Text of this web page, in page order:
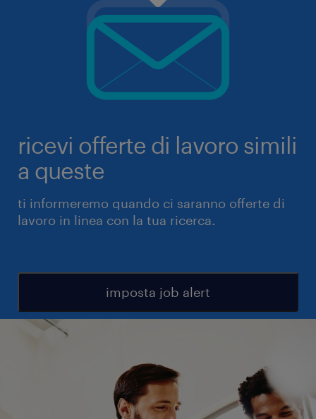
ricevi offerte di lavoro simili
a queste
ti informeremo quando ci saranno offerte di
lavoro in linea con la tua ricerca.
imposta job alert